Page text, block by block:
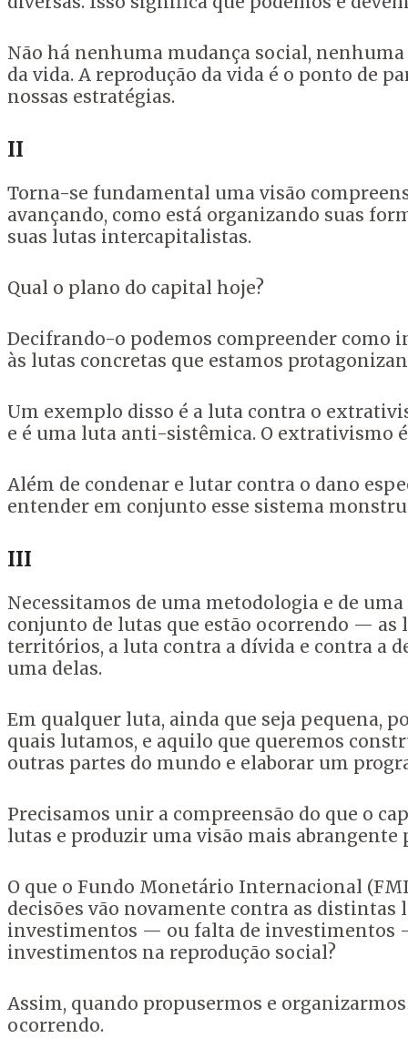
Não há nenhuma mudança social,
da vida. A reprodução da vida é o ponto de
nossas estratégias.
II
Torna-se fundamental uma visão
avançando, como está organizando suas
suas lutas intercapitalistas.
Qual o plano do capital hoje?
Decifrando-o podemos compreender como
às lutas concretas que estamos
Um exemplo disso é a luta contra o
e é uma luta anti-sistêmica. O extrativismo
Além de condenar e lutar contra o dano
entender em conjunto esse sistema
III
Necessitamos de uma metodologia e de
conjunto de lutas que estão ocorrendo — as
territórios, a luta contra a dívida e contra a
uma delas.
Em qualquer luta, ainda que seja pequena,
quais lutamos, e aquilo que queremos
outras partes do mundo e elaborar um
Precisamos unir a compreensão do que o
lutas e produzir uma visão mais abrangente
O que o Fundo Monetário Internacional
decisões vão novamente contra as
investimentos — ou falta de investimentos
investimentos na reprodução social?
Assim, quando propusermos e
ocorrendo.